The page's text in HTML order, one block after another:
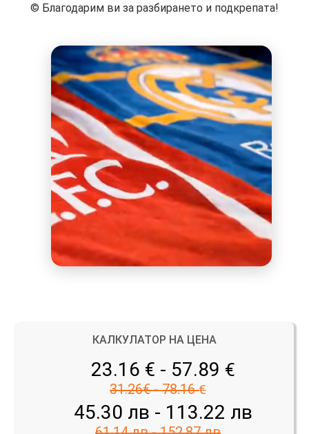
©️ Благодарим ви за разбирането и подкрепата!
КАЛКУЛАТОР НА ЦЕНА
23.16 € - 57.89 €
31.26€ - 78.16 €
45.30 лв - 113.22 лв